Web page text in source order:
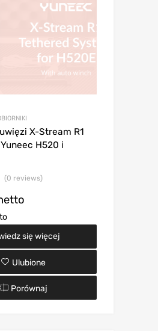
X-Stream R1
H520 i
(0 reviews)
się więcej
Ulubione
Porównaj